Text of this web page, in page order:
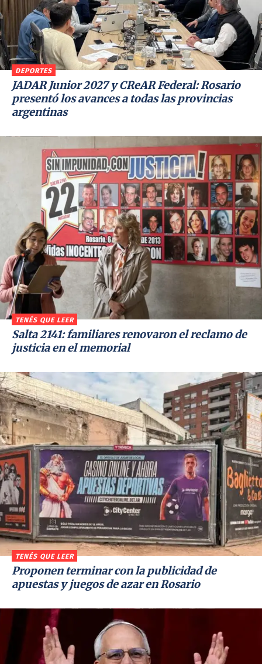
DEPORTES
JADAR Junior 2027 y CReAR Federal: Rosario
presentó los avances a todas las provincias
argentinas
TENÉS QUE LEER
Salta 2141: familiares renovaron el reclamo de
justicia en el memorial
TENÉS QUE LEER
Proponen terminar con la publicidad de
apuestas y juegos de azar en Rosario